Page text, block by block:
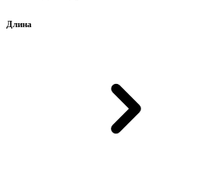
Длина